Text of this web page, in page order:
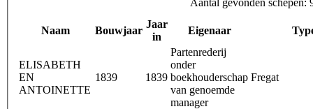
Naam Bouwjaar
Jaar
in
Eigenaar
ELISABETH
EN
ANTOINETTE
1839 1839
Partenrederij
onder
boekhouderschap
van genoemde
manager
Fregat